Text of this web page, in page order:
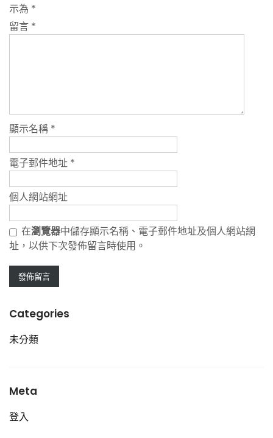
示為 *
留言 *
顯示名稱 *
電子郵件地址 *
個人網站網址
在瀏覽器中儲存顯示名稱、電子郵件地址及個人網站網
址，以供下次發佈留言時使用。
Categories
未分類
Meta
登入